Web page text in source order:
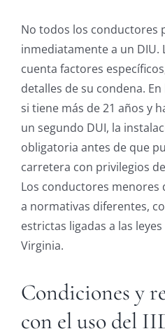
No todos los conductores
inmediatamente a un
cuenta factores
detalles de su condena.
si tiene más de 21 años y
un segundo DUI, la
obligatoria antes de que
carretera con privilegios
Los conductores menores
a normativas diferentes,
estrictas ligadas a las
Virginia.
Condiciones y
con el uso del